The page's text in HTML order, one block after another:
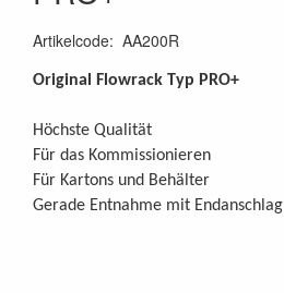
Artikelcode: AA200R
Original Flowrack Typ PRO+
Höchste Qualität
Für das Kommissionieren
Für Kartons und Behälter
Gerade Entnahme mit Endanschlag